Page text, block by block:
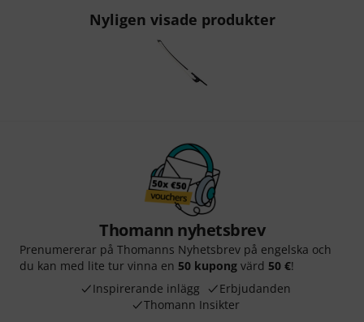
Nyligen visade produkter
Thomann nyhetsbrev
Prenumererar på Thomanns Nyhetsbrev på engelska och
du kan med lite tur vinna en 50 kupong värd 50 €!
Inspirerande inlägg
Erbjudanden
Thomann Insikter